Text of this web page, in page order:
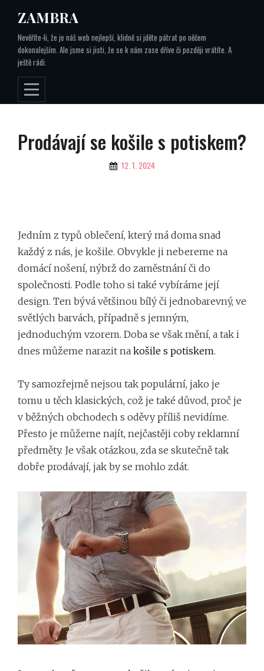
content
ZAMBRA
Nevěříte-li, že je náš web nejlepší, klidně si jděte pátrat po něčem
dokonalejším. Ale jsme si jisti, že se k nám zase dříve či později vrátíte. A
ještě rádi.
Prodávají se košile s potiskem?
By 12. 1. 2024
Jedním z typů oblečení, který má doma snad
každý z nás, je košile. Obvykle ji nebereme na
domácí nošení, nýbrž do zaměstnání či do
společnosti. Podle toho si také vybíráme její
design. Ten bývá většinou bílý či jednobarevný, ve
světlých barvách, případně s jemným,
jednoduchým vzorem. Doba se však mění, a tak i
dnes můžeme narazit na košile s potiskem.
Ty samozřejmě nejsou tak populární, jako je
tomu u těch klasických, což je také důvod, proč je
v běžných obchodech s oděvy příliš nevidíme.
Přesto je můžeme najít, nejčastěji coby reklamní
předměty. Je však otázkou, zda se skutečně tak
dobře prodávají, jak by se mohlo zdát.
Navigace
pro